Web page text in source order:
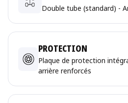
Double tube (standard) -
PROTECTION
Plaque de protection
arrière renforcés